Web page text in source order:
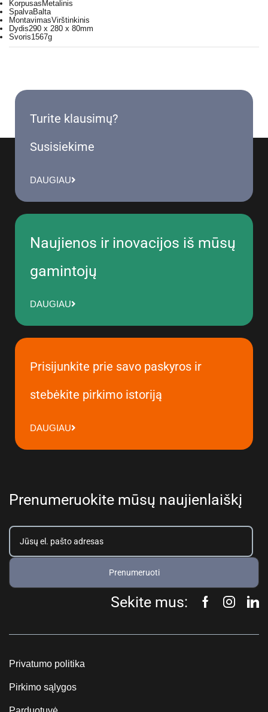
KorpusasMetalinis
SpalvaBalta
MontavimasVirštinkinis
Dydis290 x 280 x 80mm
Svoris1567g
Turite klausimų?
Susisiekime
DAUGIAU
Naujienos ir inovacijos iš mūsų
gamintojų
DAUGIAU
Prisijunkite prie savo paskyros ir
stebėkite pirkimo istoriją
DAUGIAU
Prenumeruokite mūsų naujienlaiškį
Prenumeruoti
Sekite mus:
Privatumo politika
Pirkimo sąlygos